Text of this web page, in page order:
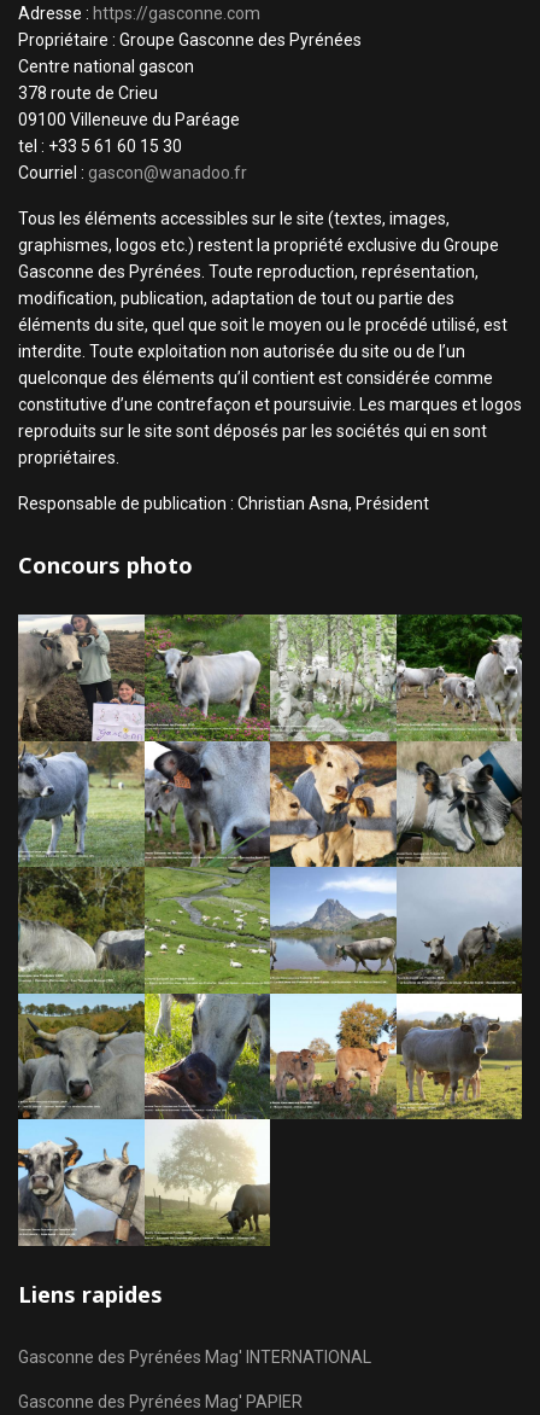
Adresse : https://gasconne.com
Propriétaire : Groupe Gasconne des Pyrénées
Centre national gascon
378 route de Crieu
09100 Villeneuve du Paréage
tel : +33 5 61 60 15 30
Courriel : gascon@wanadoo.fr
Tous les éléments accessibles sur le site (textes, images,
graphismes, logos etc.) restent la propriété exclusive du Groupe
Gasconne des Pyrénées. Toute reproduction, représentation,
modification, publication, adaptation de tout ou partie des
éléments du site, quel que soit le moyen ou le procédé utilisé, est
interdite. Toute exploitation non autorisée du site ou de l’un
quelconque des éléments qu’il contient est considérée comme
constitutive d’une contrefaçon et poursuivie. Les marques et logos
reproduits sur le site sont déposés par les sociétés qui en sont
propriétaires.
Responsable de publication : Christian Asna, Président
Concours photo
Liens rapides
Gasconne des Pyrénées Mag' INTERNATIONAL
Gasconne des Pyrénées Mag' PAPIER